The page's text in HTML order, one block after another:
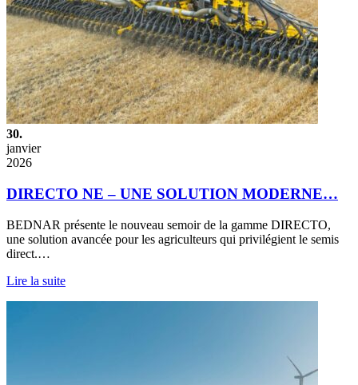
30.
janvier
2026
DIRECTO NE – UNE SOLUTION MODERNE…
BEDNAR présente le nouveau semoir de la gamme DIRECTO,
une solution avancée pour les agriculteurs qui privilégient le semis
direct.…
Lire la suite